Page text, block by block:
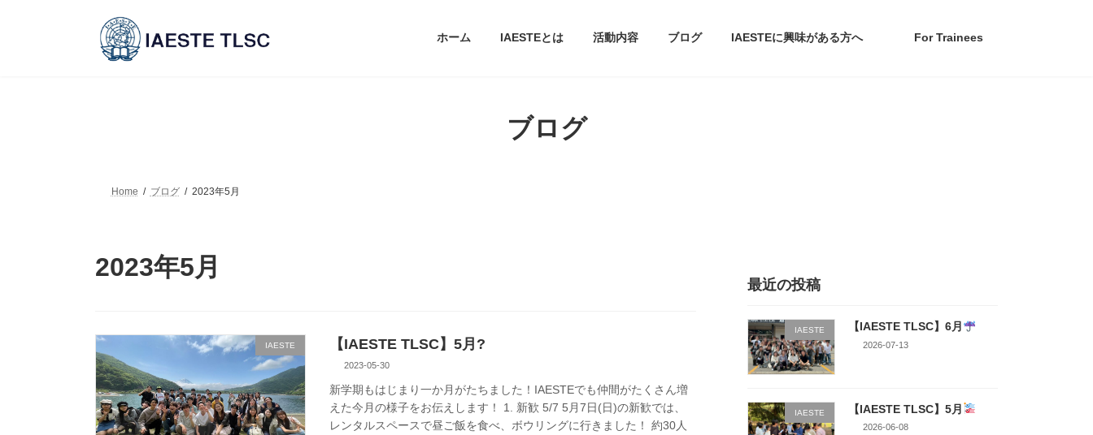
ホーム IAESTEとは 活動内容 ブログ IAESTEに興味がある方へ For Trainees
ブログ
Home ブログ 2023年5月
2023年5月
IAESTE 【IAESTE TLSC】5月?
2023-05-30
新学期もはじまり一か月がたちました！IAESTEでも仲間がたくさん増
えた今月の様子をお伝えします！ 1. 新歓 5/7 5月7日(日)の新歓では、
レンタルスペースで昼ご飯を食べ、ボウリングに行きました！ 約30人
最近の投稿
IAESTE 【IAESTE TLSC】6月
2026-07-13
IAESTE 【IAESTE TLSC】5月
2026-06-08